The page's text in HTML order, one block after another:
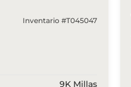
Inventario #T045047
9K Millas